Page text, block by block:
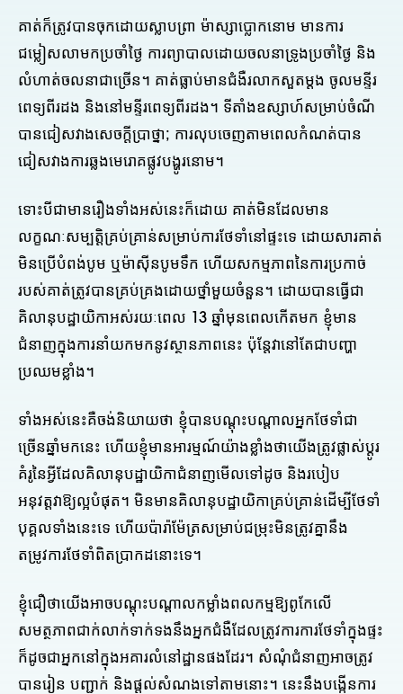
គាត់ក៏ត្រូវបានចុកដោយស្លាបព្រា ម៉ាស្សាប្លោកនោម មានការ
ជម្លៀសលាមកប្រចាំថ្ងៃ ការព្យាបាលដោយចលនាទ្រូងប្រចាំថ្ងៃ និង
លំហាត់ចលនាជាច្រើន។ គាត់​ធ្លាប់​មាន​ជំងឺ​រលាក​សួត​ម្តង ចូល​មន្ទីរ
ពេទ្យ​ពីរដង និង​នៅ​មន្ទីរពេទ្យ​ពីរដង​។ ទីតាំងឧស្សាហ៍សម្រាប់ចំណី
បានជៀសវាងសេចក្តីប្រាថ្នា; ការ​លុប​ចេញ​តាម​ពេល​កំណត់​បាន​
ជៀស​វាង​ការ​ឆ្លង​មេរោគ​ផ្លូវ​បង្ហូរ​នោម។
ទោះបីជាមានរឿងទាំងអស់នេះក៏ដោយ គាត់មិនដែលមាន
លក្ខណៈសម្បត្តិគ្រប់គ្រាន់សម្រាប់ការថែទាំនៅផ្ទះទេ ដោយសារគាត់
មិនប្រើបំពង់បូម ឬម៉ាស៊ីនបូមទឹក ហើយសកម្មភាពនៃការប្រកាច់
របស់គាត់ត្រូវបានគ្រប់គ្រងដោយថ្នាំមួយចំនួន។ ដោយបានធ្វើជា
គិលានុបដ្ឋាយិកាអស់រយៈពេល 13 ឆ្នាំមុនពេលកើតមក ខ្ញុំមាន
ជំនាញក្នុងការនាំយកមកនូវស្ថានភាពនេះ ប៉ុន្តែវានៅតែជាបញ្ហា
ប្រឈមខ្លាំង។
ទាំងអស់នេះគឺចង់និយាយថា ខ្ញុំបានបណ្តុះបណ្តាលអ្នកថែទាំជា
ច្រើនឆ្នាំមកនេះ ហើយខ្ញុំមានអារម្មណ៍យ៉ាងខ្លាំងថាយើងត្រូវផ្លាស់ប្តូរ
គំរូនៃអ្វីដែលគិលានុបដ្ឋាយិកាជំនាញមើលទៅដូច និងរបៀប
អនុវត្តវាឱ្យល្អបំផុត។ មិនមានគិលានុបដ្ឋាយិកាគ្រប់គ្រាន់ដើម្បីថែទាំ
បុគ្គលទាំងនេះទេ ហើយប៉ារ៉ាម៉ែត្រសម្រាប់ជម្រុះមិនត្រូវគ្នានឹង
តម្រូវការថែទាំពិតប្រាកដនោះទេ។
ខ្ញុំជឿថាយើងអាចបណ្តុះបណ្តាលកម្លាំងពលកម្មឱ្យពូកែលើ
សមត្ថភាពជាក់លាក់ទាក់ទងនឹងអ្នកជំងឺដែលត្រូវការការថែទាំក្នុងផ្ទះ
ក៏ដូចជាអ្នកនៅក្នុងអគារលំនៅដ្ឋានផងដែរ។ សំណុំជំនាញអាចត្រូវ
បានរៀន បញ្ជាក់ និងផ្តល់សំណងទៅតាមនោះ។ នេះនឹងបង្កើនការ